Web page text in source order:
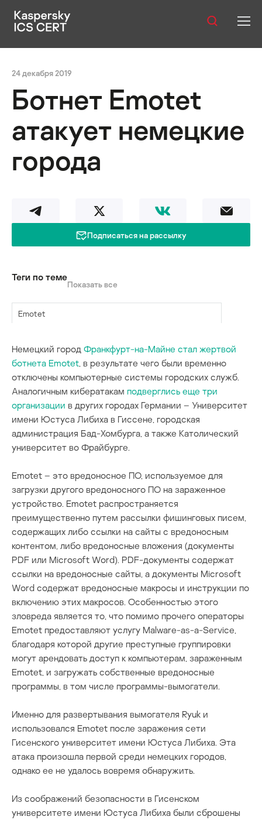
Услуги
Уязвимости
Статистика
24 декабря 2019
Ботнет Emotet
атакует немецкие
города
Подписаться на рассылку
Теги по теме
Показать все
Emotet
программы-вымогатели
фишинг
Немецкий город Франкфурт-на-Майне стал жертвой
ботнета Emotet, в результате чего были временно
отключены компьютерные системы городских служб.
Аналогичным кибератакам подверглись еще три
организации в других городах Германии – Университет
имени Юстуса Либиха в Гиссене, городская
администрация Бад-Хомбурга, а также Католический
университет во Фрайбурге.
Emotet – это вредоноcное ПО, используемое для
загрузки другого вредоносного ПО на зараженное
устройство. Emotet распространяется
преимущественно путем рассылки фишинговых писем,
содержащих либо ссылки на сайты с вредоносным
контентом, либо вредоносные вложения (документы
PDF или Microsoft Word). PDF-документы содержат
ссылки на вредоносные сайты, а документы Microsoft
Word содержат вредоносные макросы и инструкции по
включению этих макросов. Особенностью этого
зловреда является то, что помимо прочего операторы
Emotet предоставляют услугу Malware-as-a-Service,
благодаря которой другие преступные группировки
могут арендовать доступ к компьютерам, зараженным
Emotet, и загружать собственные вредоносные
программы, в том числе программы-вымогатели.
Именно для развертывания вымогателя Ryuk и
использовался Emotet после заражения сети
Гисенского университет имени Юстуса Либиха. Эта
атака произошла первой среди немецких городов,
однако ее не удалось вовремя обнаружить.
Из соображений безопасности в Гисенском
университете имени Юстуса Либиха были сброшены